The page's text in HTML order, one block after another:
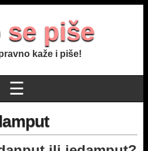
se piše
kaže i piše!
☰